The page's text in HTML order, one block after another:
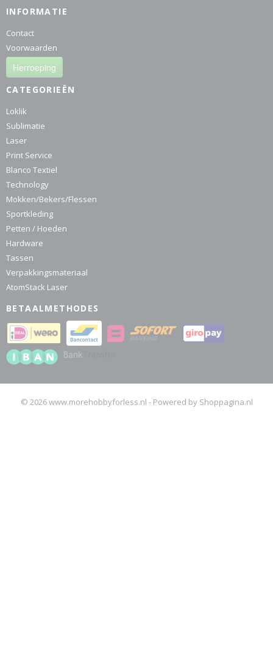
INFORMATIE
Contact
Voorwaarden
Herroeping
CATEGORIEËN
Loklik
Sublimatie
Laser
Print Service
Blanco Textiel
Technology
Mokken/Bekers/Flessen
Sportkleding
Petten / Hoeden
Hardware
Tassen
Verpakkingsmateriaal
AtomStack Laser
BETAALMETHODES
© 2026 www.morehobbyforless.nl - Powered by Shoppagina.nl